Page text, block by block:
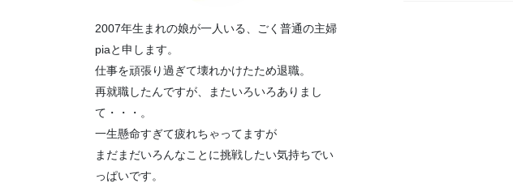
2007年生まれの娘が一人いる、ごく普通の主婦
piaと申します。
仕事を頑張り過ぎて壊れかけたため退職。
再就職したんですが、またいろいろありまし
て・・・。
一生懸命すぎて疲れちゃってますが
まだまだいろんなことに挑戦したい気持ちでい
っぱいです。